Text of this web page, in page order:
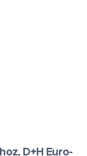
D+H Euro-